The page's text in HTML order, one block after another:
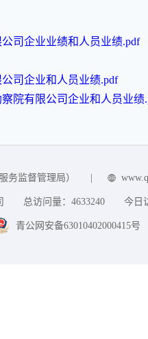
司企业业绩和人员业绩.pdf
司企业和人员业绩.pdf
院有限公司企业和人员业绩
务监督管理局）
总访问量： 4633240 今日
青公网安备63010402000415号